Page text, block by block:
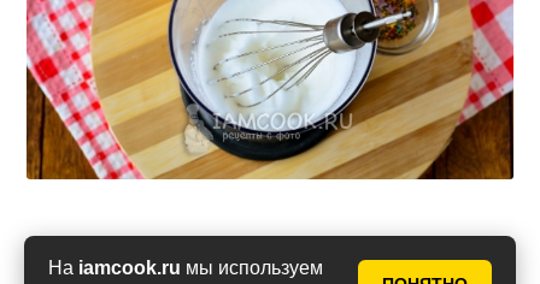
На iamcook.ru мы используем
Всыпать сахарную пудру к взбитым белкам.